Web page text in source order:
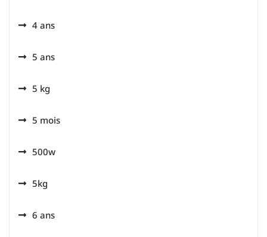
4 ans
5 ans
5 kg
5 mois
500w
5kg
6 ans